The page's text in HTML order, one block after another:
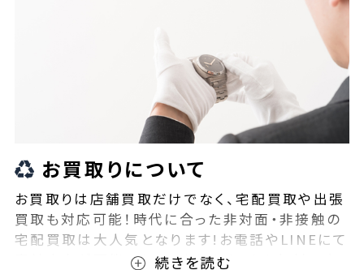
お買取りについて
お買取りは店舗買取だけでなく、宅配買取や出張
買取も対応可能！時代に合った非対面・非接触の
宅配買取は大人気となります!お電話やLINEにて
事前査定が可能となっております！また無料の宅